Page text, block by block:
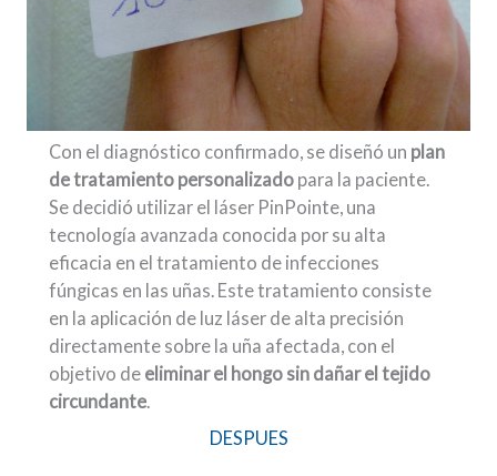
Con el diagnóstico confirmado, se diseñó un plan
de tratamiento personalizado para la paciente.
Se decidió utilizar el láser PinPointe, una
tecnología avanzada conocida por su alta
eficacia en el tratamiento de infecciones
fúngicas en las uñas. Este tratamiento consiste
en la aplicación de luz láser de alta precisión
directamente sobre la uña afectada, con el
objetivo de eliminar el hongo sin dañar el tejido
circundante
DESPUES